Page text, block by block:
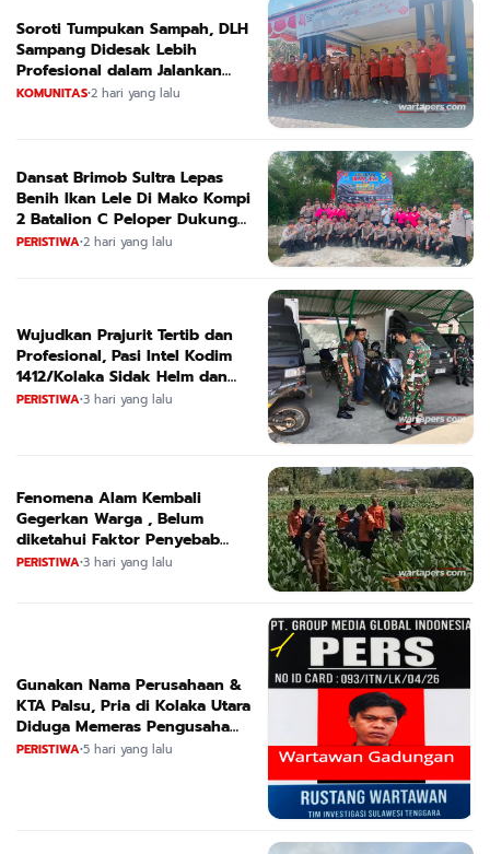
Soroti Tumpukan Sampah, DLH
Sampang Didesak Lebih
Profesional dalam Jalankan
Tugas
KOMUNITAS•2 hari yang lalu
Dansat Brimob Sultra Lepas
Benih Ikan Lele Di Mako Kompi
2 Batalion C Peloper Dukung
ketahanan Pangan Nasional
PERISTIWA•2 hari yang lalu
Wujudkan Prajurit Tertib dan
Profesional, Pasi Intel Kodim
1412/Kolaka Sidak Helm dan
Kendaraan
PERISTIWA•3 hari yang lalu
Fenomena Alam Kembali
Gegerkan Warga , Belum
diketahui Faktor Penyebab
Suara
PERISTIWA•3 hari yang lalu
Gunakan Nama Perusahaan &
KTA Palsu, Pria di Kolaka Utara
Diduga Memeras Pengusaha
Tambang dan Minyak
PERISTIWA•5 hari yang lalu